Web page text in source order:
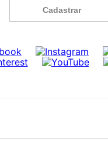
Cadastrar